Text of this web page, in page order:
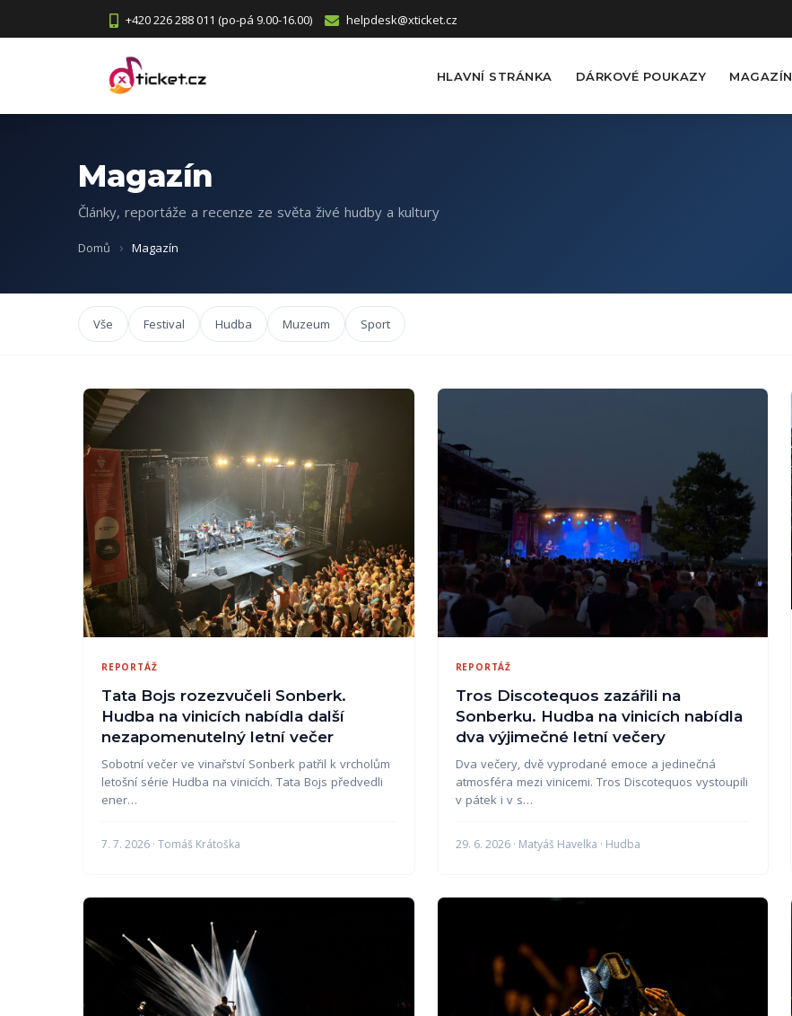
+420 226 288 011 (po-pá 9.00-16.00) helpdesk@xticket.cz
HLAVNÍ STRÁNKA DÁRKOVÉ POUKAZY MAGAZÍN
Magazín
Články, reportáže a recenze ze světa živé hudby a kultury
Domů Magazín
Vše Festival Hudba Muzeum Sport
REPORTÁŽ
Tata Bojs rozezvučeli Sonberk.
Hudba na vinicích nabídla další
nezapomenutelný letní večer
Sobotní večer ve vinařství Sonberk patřil k vrcholům
letošní série Hudba na vinicích. Tata Bojs předvedli
ener…
7. 7. 2026 · Tomáš Krátoška
REPORTÁŽ
Tros Discotequos zazářili na
Sonberku. Hudba na vinicích nabídla
dva výjimečné letní večery
Dva večery, dvě vyprodané emoce a jedinečná
atmosféra mezi vinicemi. Tros Discotequos vystoupili
v pátek i v s…
29. 6. 2026 · Matyáš Havelka · Hudba